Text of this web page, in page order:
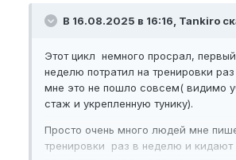
В 16.08.2025 в 16:16, Tankiro
Этот цикл немного просрал,
неделю потратил на тренировки
мне это не пошло совсем( видимо
стаж и укрепленную тунику).
Просто очень много людей мне
тренировки раз в неделю и кидают